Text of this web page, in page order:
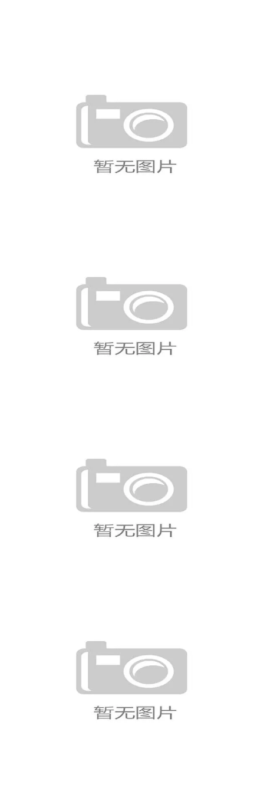
瑞士B组进攻数据：三场比赛保持
美国队本届世界杯进程：小组赛
后进入淘汰赛
英格兰小组赛全胜概率分析
世界杯K组赛程安排及焦点大战盘